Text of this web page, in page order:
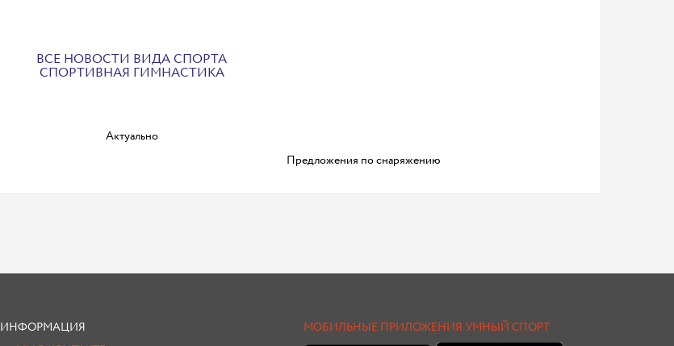
ВСЕ НОВОСТИ ВИДА СПОРТА
СПОРТИВНАЯ ГИМНАСТИКА
Актуально
Предложения по снаряжению
ИНФОРМАЦИЯ
МОБИЛЬНЫЕ ПРИЛОЖЕНИЯ УМНЫЙ СПОРТ